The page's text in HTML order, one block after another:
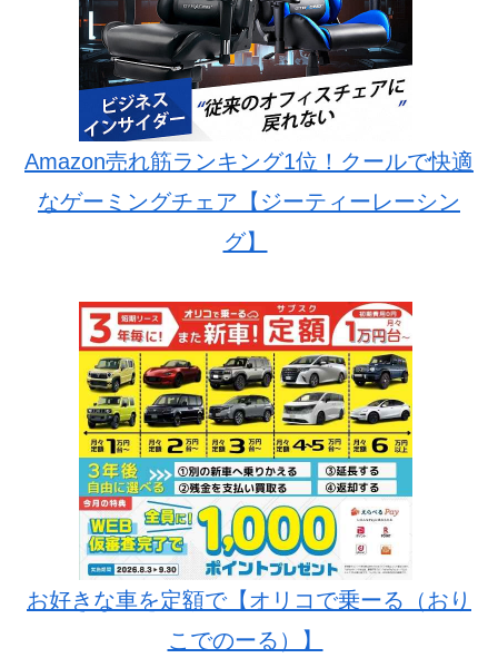
Amazon売れ筋ランキング1位！クールで快適
なゲーミングチェア【ジーティーレーシン
グ】
お好きな車を定額で【オリコで乗ーる（おり
こでのーる）】